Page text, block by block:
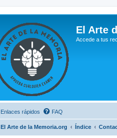
El Arte
Accede a tus
Enlaces rápidos FAQ
El Arte de la Memoria.org Índice